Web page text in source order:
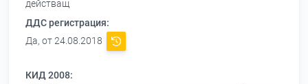
действащ
ДДС регистрация:
Да, от 24.08.2018
КИД 2008: